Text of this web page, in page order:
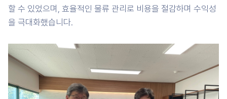
할 수 있었으며, 효율적인 물류 관리로 비용을 절감하며 수익성
을 극대화했습니다.